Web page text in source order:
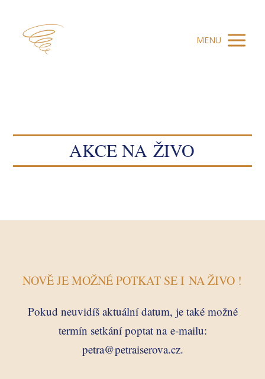
MENU
AKCE NA ŽIVO
NOVĚ JE MOŽNÉ POTKAT SE I NA ŽIVO !
Pokud neuvidíš aktuální datum, je také možné
termín setkání poptat na e-mailu:
petra@petraiserova.cz.